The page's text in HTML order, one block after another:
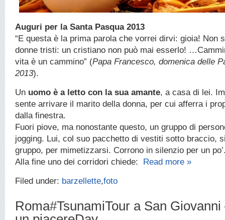
Auguri per la Santa Pasqua 2013
“E questa è la prima parola che vorrei dirvi: gioia! Non
donne tristi: un cristiano non può mai esserlo!
vita è un cammino” (Papa Francesco, domenica delle
2013).
Un uomo è a letto con la sua amante, a casa di lei.
sente arrivare il marito della donna, per cui afferra i
dalla finestra.
Fuori piove, ma nonostante questo, un gruppo di
jogging. Lui, col suo pacchetto di vestiti sotto braccio,
gruppo, per mimetizzarsi. Corrono in silenzio per un
Alla fine uno dei corridori chiede: Read more »
Filed under: barzellette,foto
Roma#TsunamiTour a San Giovanni